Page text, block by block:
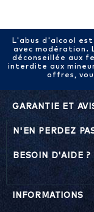
L'abus d'alcool est
avec modération.
déconseillée aux
interdite aux
offres,
GARANTIE ET
N'EN PERDEZ
BESOIN D'AIDE ?
INFORMATIONS